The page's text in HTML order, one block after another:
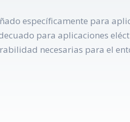
específicamente para
para aplicaciones
necesarias para el